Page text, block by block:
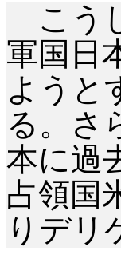
こう
軍国日
ようと
る。さ
本に過
占領国
りデリ